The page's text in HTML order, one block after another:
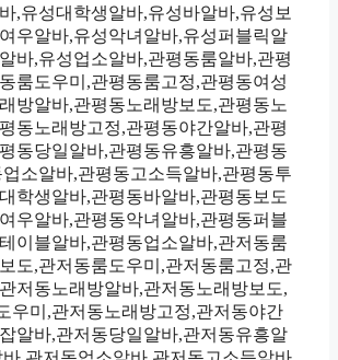
,유성대학생알바,유성바알바,유성보
우알바,유성악녀알바,유성퍼블릭알
바,유성업소알바,관평동룸알바,관평
룸도우미,관평동룸고정,관평동여성
방알바,관평동노래방보도,관평동노
동노래방고정,관평동야간알바,관평
동당일알바,관평동유흥알바,관평동
소알바,관평동고소득알바,관평동투
학생알바,관평동바알바,관평동보도
우알바,관평동악녀알바,관평동퍼블
이블알바,관평동업소알바,관저동룸
도,관저동룸도우미,관저동룸고정,관
저동노래방알바,관저동노래방보도,
우미,관저동노래방고정,관저동야간
알바,관저동당일알바,관저동유흥알